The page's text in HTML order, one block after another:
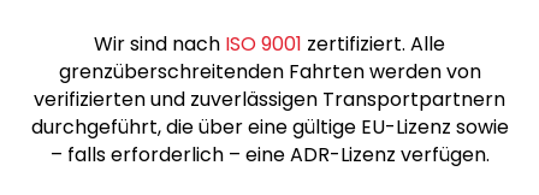
Wir sind nach ISO 9001 zertifiziert. Alle
grenzüberschreitenden Fahrten werden von
verifizierten und zuverlässigen Transportpartnern
durchgeführt, die über eine gültige EU-Lizenz sowie
– falls erforderlich – eine ADR-Lizenz verfügen.